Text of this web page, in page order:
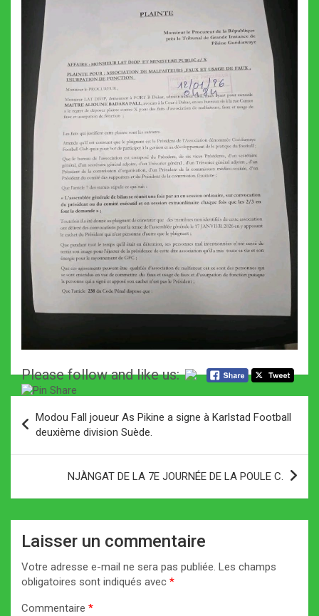
Please follow and like us:
de
l’article
Modou Fall joueur As Pikine a signe à Karlstad Football
deuxième division Suède.
NJÀNGAT DE LA 7E JOURNÉE DE LA POULE C.
Laisser un commentaire
Votre adresse e-mail ne sera pas publiée. Les champs
obligatoires sont indiqués avec *
Commentaire *